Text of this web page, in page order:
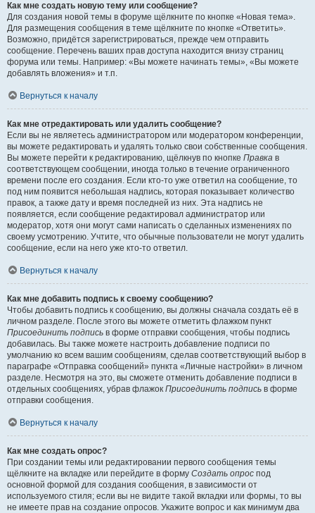
Как мне создать новую тему или сообщение?
Для создания новой темы в форуме щёлкните по кнопке «Новая тема».
Для размещения сообщения в теме щёлкните по кнопке «Ответить».
Возможно, придётся зарегистрироваться, прежде чем отправить
сообщение. Перечень ваших прав доступа находится внизу страниц
форума или темы. Например: «Вы можете начинать темы», «Вы можете
добавлять вложения» и т.п.
Вернуться к началу
Как мне отредактировать или удалить сообщение?
Если вы не являетесь администратором или модератором конференции,
вы можете редактировать и удалять только свои собственные сообщения.
Вы можете перейти к редактированию, щёлкнув по кнопке Правка в
соответствующем сообщении, иногда только в течение ограниченного
времени после его создания. Если кто-то уже ответил на сообщение, то
под ним появится небольшая надпись, которая показывает количество
правок, а также дату и время последней из них. Эта надпись не
появляется, если сообщение редактировал администратор или
модератор, хотя они могут сами написать о сделанных изменениях по
своему усмотрению. Учтите, что обычные пользователи не могут удалить
сообщение, если на него уже кто-то ответил.
Вернуться к началу
Как мне добавить подпись к своему сообщению?
Чтобы добавить подпись к сообщению, вы должны сначала создать её в
личном разделе. После этого вы можете отметить флажком пункт
Присоединить подпись в форме отправки сообщения, чтобы подпись
добавилась. Вы также можете настроить добавление подписи по
умолчанию ко всем вашим сообщениям, сделав соответствующий выбор в
параграфе «Отправка сообщений» пункта «Личные настройки» в личном
разделе. Несмотря на это, вы сможете отменить добавление подписи в
отдельных сообщениях, убрав флажок Присоединить подпись в форме
отправки сообщения.
Вернуться к началу
Как мне создать опрос?
При создании темы или редактировании первого сообщения темы
щёлкните на вкладке или перейдите в форму Создать опрос под
основной формой для создания сообщения, в зависимости от
используемого стиля; если вы не видите такой вкладки или формы, то вы
не имеете прав на создание опросов. Укажите вопрос и как минимум два